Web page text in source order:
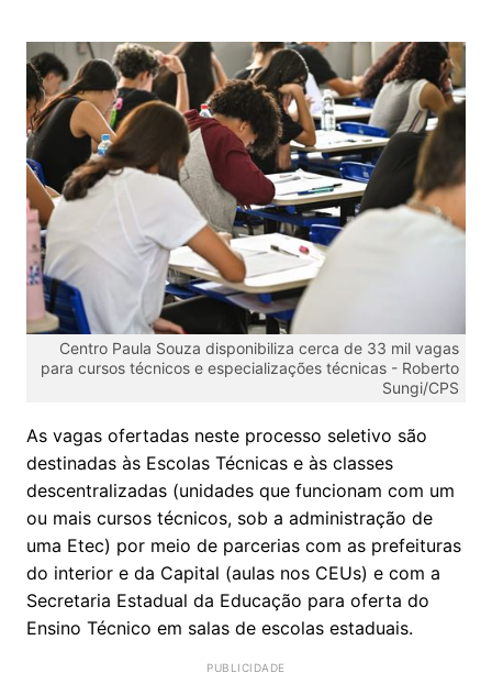
Centro Paula Souza disponibiliza cerca de 33 mil vagas
para cursos técnicos e especializações técnicas - Roberto
Sungi/CPS
As vagas ofertadas neste processo seletivo são
destinadas às Escolas Técnicas e às classes
descentralizadas (unidades que funcionam com um
ou mais cursos técnicos, sob a administração de
uma Etec) por meio de parcerias com as prefeituras
do interior e da Capital (aulas nos CEUs) e com a
Secretaria Estadual da Educação para oferta do
Ensino Técnico em salas de escolas estaduais.